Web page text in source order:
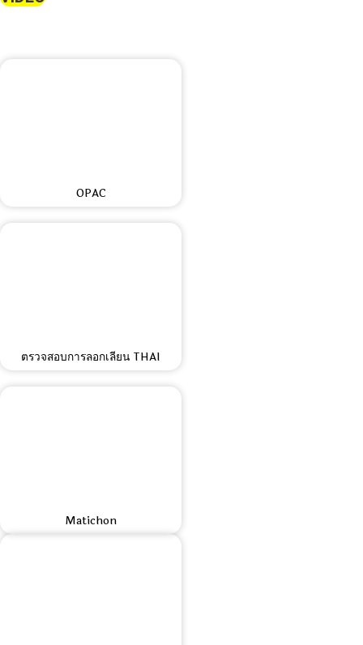
OPAC
ตรวจสอบการลอกเลียน THAI
Matichon